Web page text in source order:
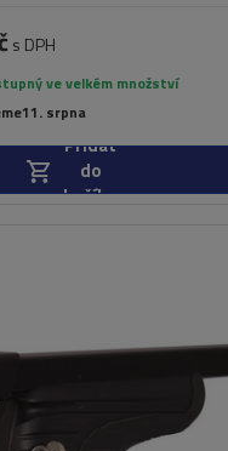
s DPH
ve velkém množství
11. srpna
Přidat
do
košíku